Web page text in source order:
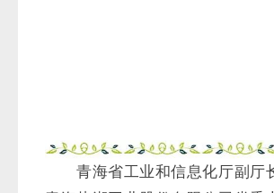
党委书记、董事长谢康民，中国
协会会长王孝峰，中国科学院青